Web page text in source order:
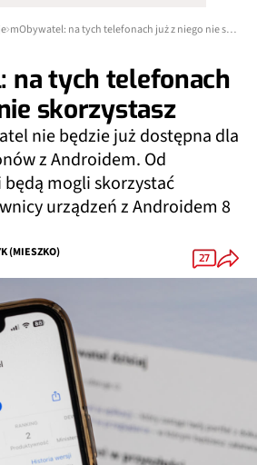
na tych telefonach
skorzystasz
nie będzie już dostępna dla
z Androidem. Od
mogli skorzystać
urządzeń z Androidem 8
(MIESZKO)
27